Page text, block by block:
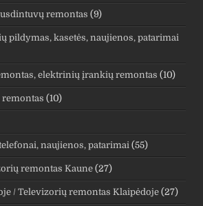
remontas (9)
pildymas, kasetės, naujienos, patarimai
elektrinių įrankių remontas (10)
(10)
naujienos, patarimai (55)
remontas Kaune (27)
/ Televizorių remontas Klaipėdoje (27)